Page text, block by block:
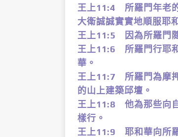
王上11:4 所羅門年老
大衛誠誠實實地順服耶
王上11:5 因為所羅門
王上11:6 所羅門行耶
華。
王上11:7 所羅門為摩
的山上建築邱壇。
王上11:8 他為那些向
樣行。
王上11:9 耶和華向所